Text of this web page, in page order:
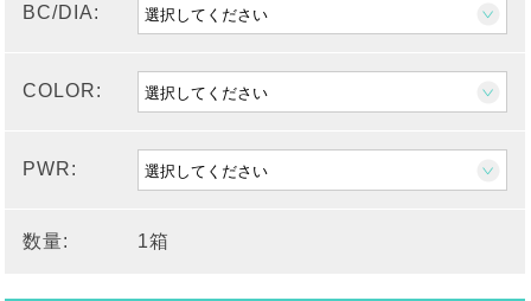
BC/DIA:
COLOR:
PWR:
数量: 1箱